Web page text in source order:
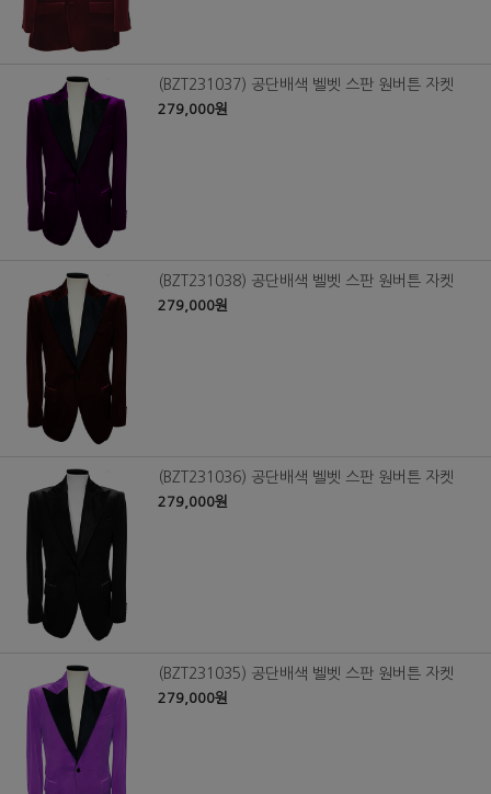
(BZT231037) 공단배색 벨벳 스판 원버튼 자켓
279,000원
(BZT231038) 공단배색 벨벳 스판 원버튼 자켓
279,000원
(BZT231036) 공단배색 벨벳 스판 원버튼 자켓
279,000원
(BZT231035) 공단배색 벨벳 스판 원버튼 자켓
279,000원